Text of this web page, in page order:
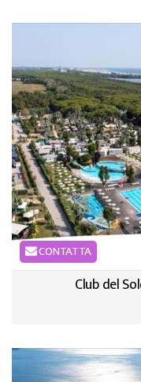
CONTATTA
Club del